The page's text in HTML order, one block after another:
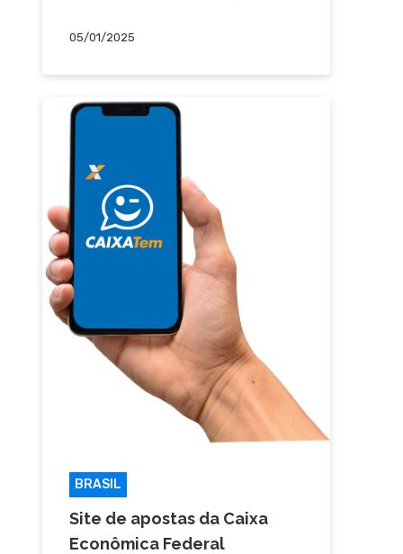
05/01/2025
BRASIL
Site de apostas da Caixa
Econômica Federal